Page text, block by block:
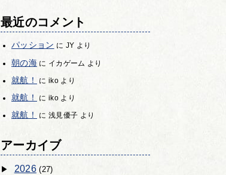
最近のコメント
パッション に JY より
朝の海に イカゲーム より
就航！ に ikoより
就航！ に ikoより
就航！ に 浅見優子 より
アーカイブ
2026(27)